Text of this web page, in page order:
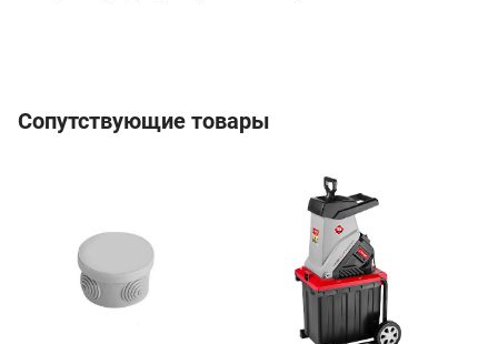
Сопутствующие товары